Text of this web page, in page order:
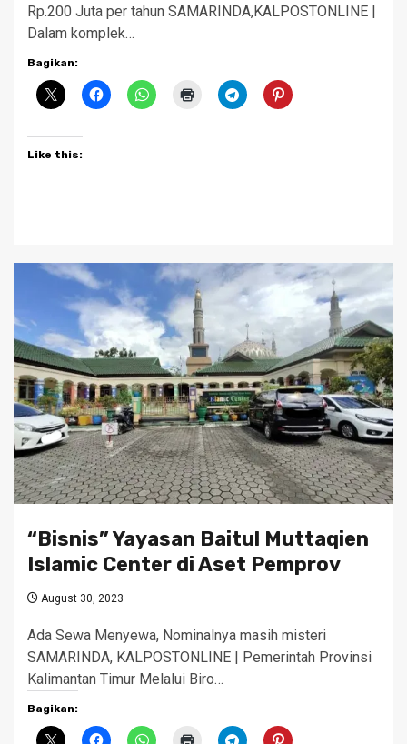
Rp.200 Juta per tahun SAMARINDA,KALPOSTONLINE |
Dalam komplek…
Bagikan:
Like this:
“Bisnis” Yayasan Baitul Muttaqien
Islamic Center di Aset Pemprov
August 30, 2023
Ada Sewa Menyewa, Nominalnya masih misteri
SAMARINDA, KALPOSTONLINE | Pemerintah Provinsi
Kalimantan Timur Melalui Biro…
Bagikan: